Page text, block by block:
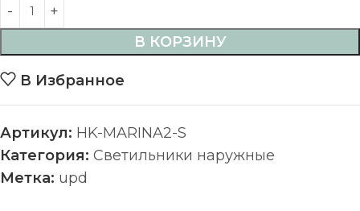
В КОРЗИНУ
В Избранное
Артикул: HK-MARINA2-S
Категория: Светильники наружные
Метка: upd